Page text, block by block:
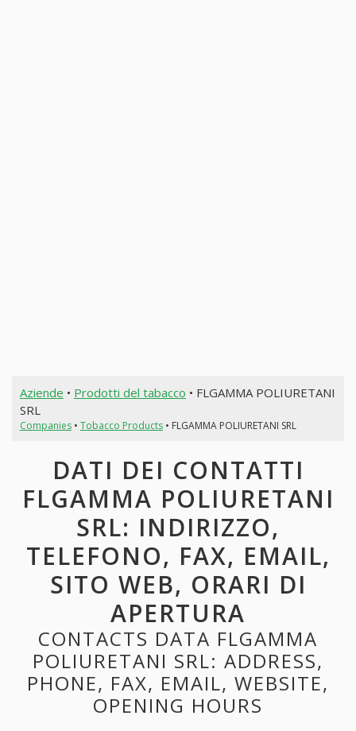
Aziende • Prodotti del tabacco • FLGAMMA POLIURETANI
SRL
Companies• Tobacco Products• FLGAMMA POLIURETANI SRL
DATI DEI CONTATTI
FLGAMMA POLIURETANI
SRL: INDIRIZZO,
TELEFONO, FAX, EMAIL,
SITO WEB, ORARI DI
APERTURA
CONTACTS DATA FLGAMMA
POLIURETANI SRL: ADDRESS,
PHONE, FAX, EMAIL, WEBSITE,
OPENING HOURS